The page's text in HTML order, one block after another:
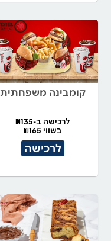
קומבינה משפחתית
לרכישה ב-₪135
בשווי ₪165
לרכישה